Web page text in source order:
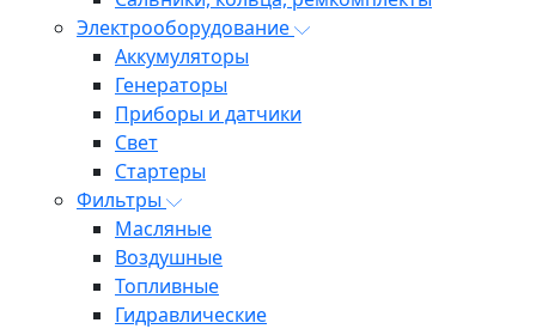
Электрооборудование
Аккумуляторы
Генераторы
Приборы и датчики
Свет
Стартеры
Фильтры
Масляные
Воздушные
Топливные
Гидравлические